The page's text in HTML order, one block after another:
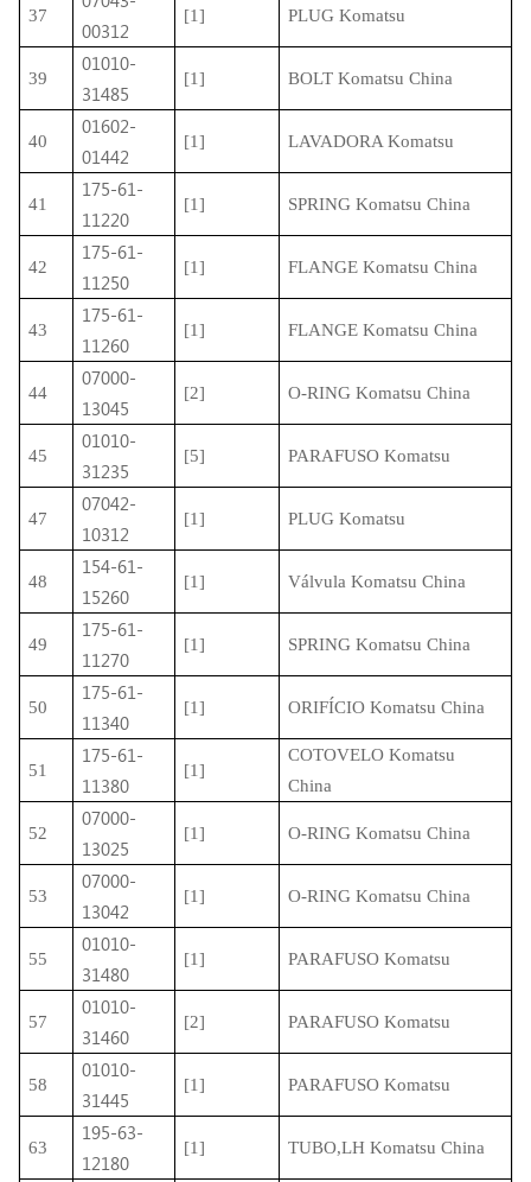
37
00312
[1] PLUG Komatsu
39
01010-
31485
[1] BOLT Komatsu China
40
01602-
01442
[1] LAVADORA Komatsu
41
175-61-
11220
[1] SPRING Komatsu China
42
175-61-
11250
[1] FLANGE Komatsu China
43
175-61-
11260
[1] FLANGE Komatsu China
44
07000-
13045
[2] O-RING Komatsu China
45
01010-
31235
[5] PARAFUSO Komatsu
47
07042-
10312
[1] PLUG Komatsu
48
154-61-
15260
[1] Válvula Komatsu China
49
175-61-
11270
[1] SPRING Komatsu China
50
175-61-
11340
[1] ORIFÍCIO Komatsu China
51
175-61-
11380
[1]
COTOVELO Komatsu
China
52
07000-
13025
[1] O-RING Komatsu China
53
07000-
13042
[1] O-RING Komatsu China
55
01010-
31480
[1] PARAFUSO Komatsu
57
01010-
31460
[2] PARAFUSO Komatsu
58
01010-
31445
[1] PARAFUSO Komatsu
63
195-63-
12180
[1] TUBO,LH Komatsu China